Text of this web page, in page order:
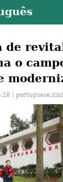
de
o
丨